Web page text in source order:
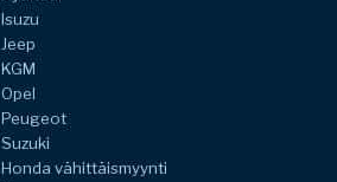
Isuzu
Jeep
KGM
Opel
Peugeot
Suzuki
Honda vähittäismyynti